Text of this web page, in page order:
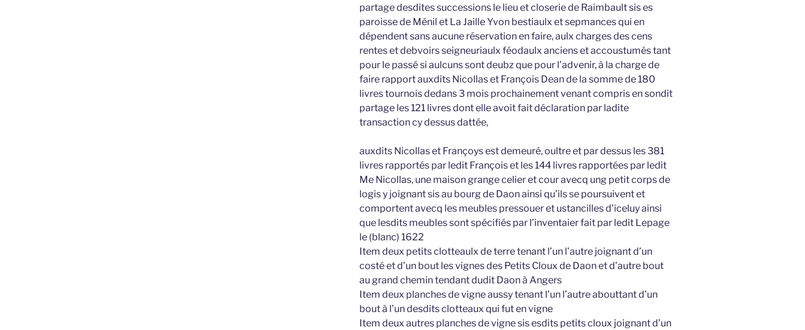
partage desdites successions le lieu et closerie de Raimbault sis es
paroisse de Ménil et La Jaille Yvon bestiaulx et sepmances qui en
dépendent sans aucune réservation en faire, aulx charges des cens
rentes et debvoirs seigneuriaulx féodaulx anciens et accoustumés tant
pour le passé si aulcuns sont deubz que pour l’advenir, à la charge de
faire rapport auxdits Nicollas et François Dean de la somme de 180
livres tournois dedans 3 mois prochainement venant compris en sondit
partage les 121 livres dont elle avoit fait déclaration par ladite
transaction cy dessus dattée,
auxdits Nicollas et Françoys est demeuré, oultre et par dessus les 381
livres rapportés par ledit François et les 144 livres rapportées par ledit
Me Nicollas, une maison grange celier et cour avecq ung petit corps de
logis y joignant sis au bourg de Daon ainsi qu’ils se poursuivent et
comportent avecq les meubles pressouer et ustancilles d’iceluy ainsi
que lesdits meubles sont spécifiés par l’inventaier fait par ledit Lepage
le (blanc) 1622
Item deux petits clotteaulx de terre tenant l’un l’autre joignant d’un
costé et d’un bout les vignes des Petits Cloux de Daon et d’autre bout
au grand chemin tendant dudit Daon à Angers
Item deux planches de vigne aussy tenant l’un l’autre abouttant d’un
bout à l’un desdits clotteaux qui fut en vigne
Item deux autres planches de vigne sis esdits petits cloux joignant d’un